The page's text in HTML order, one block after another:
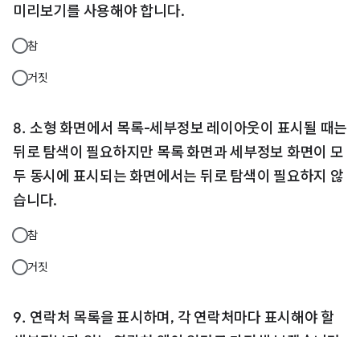
미리보기를 사용해야 합니다.
참
거짓
소형 화면에서 목록-세부정보 레이아웃이 표시될 때는
뒤로 탐색이 필요하지만 목록 화면과 세부정보 화면이 모
두 동시에 표시되는 화면에서는 뒤로 탐색이 필요하지 않
습니다.
참
거짓
연락처 목록을 표시하며, 각 연락처마다 표시해야 할